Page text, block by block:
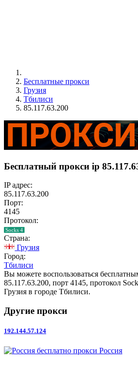
Бесплатные прокси
Грузия
Тбилиси
85.117.63.200
Бесплатный прокси ip
IP адрес:
85.117.63.200
Порт:
4145
Протокол:
Socks 4
Страна:
Грузия
Город:
Тбилиси
Вы можете воспользоваться
85.117.63.200, порт 4145, протокол
Грузия в городе Тбилиси.
Другие прокси
192.144.57.124
Россия